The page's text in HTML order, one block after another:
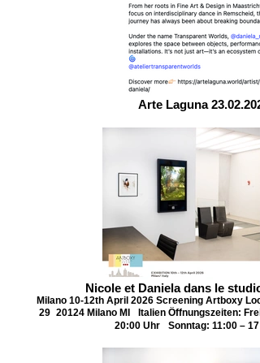
Arte Laguna
Nicole et Daniela dans le
Milano 10-12th April 2026 Screening Artboxy
29 20124 Milano MI Italien Öffnungszeiten:
20:00 Uhr Sonntag: 11:00 –